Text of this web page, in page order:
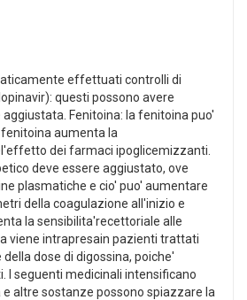
effettuati controlli di
questi possono avere
Fenitoina: la fenitoina puo'
aumenta la
dei farmaci ipoglicemizzanti.
deve essere aggiustato, ove
plasmatiche e cio' puo' aumentare
della coagulazione all'inizio e
la sensibilita'recettoriale alle
viene intrapresain pazienti trattati
dose di digossina, poiche'
seguenti medicinali intensificano
altre sostanze possono spiazzare la